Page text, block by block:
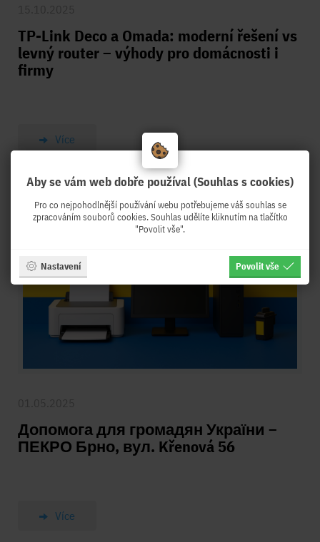
TP-Link Deco a Omada: moderní řešení vs
levný router – výhody pro domácnosti i
firmy
Více
Допомога для громадян України –
ПЕКРО Брно, вул. Křenová 56
Více
Aby se vám web dobře používal (Souhlas s cookies)
Pro co nejpohodlnější používání webu potřebujeme váš souhlas se
zpracováním souborů cookies. Souhlas udělíte kliknutím na tlačítko
"Povolit vše".
Nastavení Povolit vše